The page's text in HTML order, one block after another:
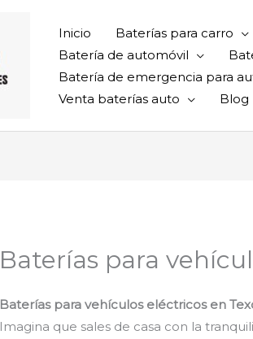
Inicio Baterías para carro
Batería de automóvil
Batería de emergencia para
Venta baterías auto
Blog
Baterías para
Baterías para vehículos eléctricos en
Imagina que sales de casa con la